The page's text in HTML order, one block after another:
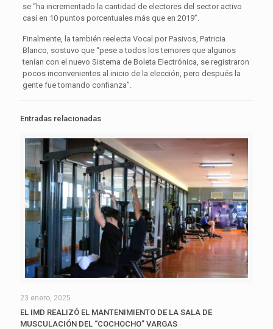
se “ha incrementado la cantidad de electores del sector activo
casi en 10 puntos porcentuales más que en 2019”.
Finalmente, la también reelecta Vocal por Pasivos, Patricia
Blanco, sostuvo que “pese a todos los temores que algunos
tenían con el nuevo Sistema de Boleta Electrónica, se registraron
pocos inconvenientes al inicio de la elección, pero después la
gente fue tomando confianza”.
Entradas relacionadas
23 enero, 2025
EL IMD REALIZÓ EL MANTENIMIENTO DE LA SALA DE
MUSCULACIÓN DEL “COCHOCHO” VARGAS